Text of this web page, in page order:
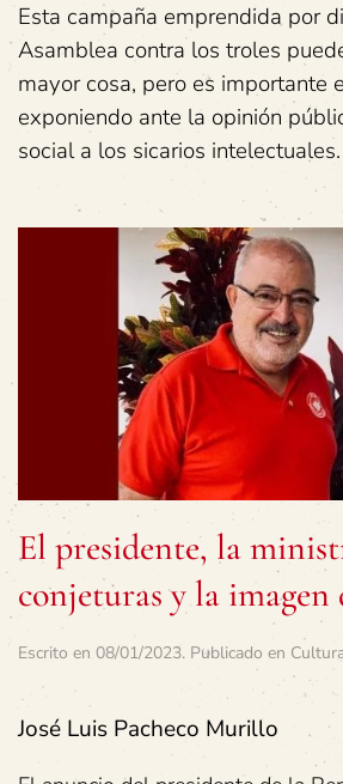
Esta campaña emprendida por
Asamblea contra los troles
mayor cosa, pero es importante
exponiendo ante la opinión
social a los sicarios intelectuales.
El presidente, la
conjeturas y la
Escrito en 08/01/2023. Publicado en
José Luis Pacheco Murillo